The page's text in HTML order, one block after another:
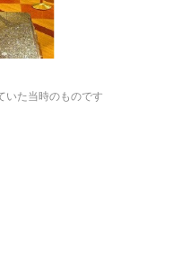
た当時のものです